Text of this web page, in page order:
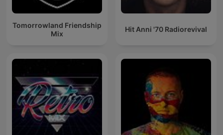
Tomorrowland Friendship
Mix
Hit Anni '70 Radiorevival